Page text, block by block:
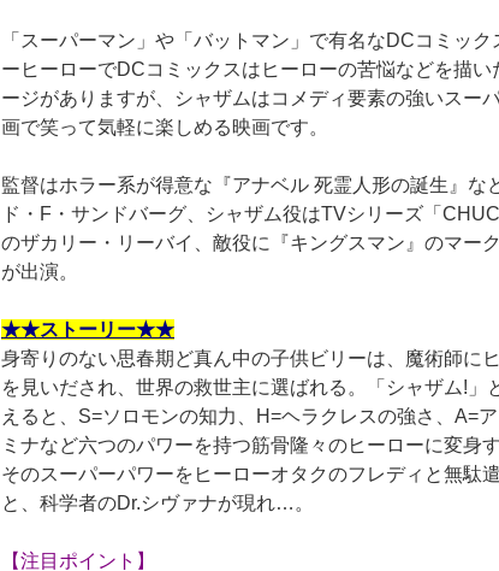
「スーパーマン」や「バットマン」で有名なDCコミッ
ーヒーローでDCコミックスはヒーローの苦悩などを描い
ージがありますが、シャザムはコメディ要素の強いスー
画で笑って気軽に楽しめる映画です。
監督はホラー系が得意な『アナベル 死霊人形の誕生』な
ド・F・サンドバーグ、シャザム役はTVシリーズ「
のザカリー・リーバイ、敵役に『キングスマン』のマー
が出演。
★★ストーリー★★
身寄りのない思春期ど真ん中の子供ビリーは、魔術師に
を見いだされ、世界の救世主に選ばれる。「シャザム!」
えると、S=ソロモンの知力、H=ヘラクレスの強さ、A=
ミナなど六つのパワーを持つ筋骨隆々のヒーローに変身
そのスーパーパワーをヒーローオタクのフレディと無駄
と、科学者のDr.シヴァナが現れ…。
【注目ポイント】